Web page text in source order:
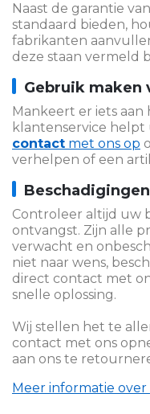
Naast de garantie
standaard bieden,
fabrikanten
deze staan vermeld
Gebruik maken
Mankeert er iets
klantenservice helpt
contact met ons op
verhelpen of een
Controleer altijd uw
ontvangst. Zijn alle
verwacht en
niet naar wens,
direct contact met
snelle oplossing.
Wij stellen het te
contact met ons
aan ons te
Meer informatie